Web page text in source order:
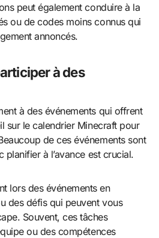
peut également conduire à la
ou de codes moins connus qui
annoncés.
à des
à des événements qui offrent
sur le calendrier Minecraft pour
de ces événements sont
planifier à l’avance est crucial.
lors des événements en
des défis qui peuvent vous
Souvent, ces tâches
ou des compétences